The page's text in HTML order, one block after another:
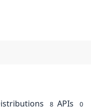
8 APIs 0